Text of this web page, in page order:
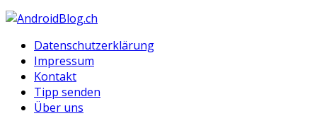
Datenschutzerklärung
Impressum
Kontakt
Tipp senden
Über uns